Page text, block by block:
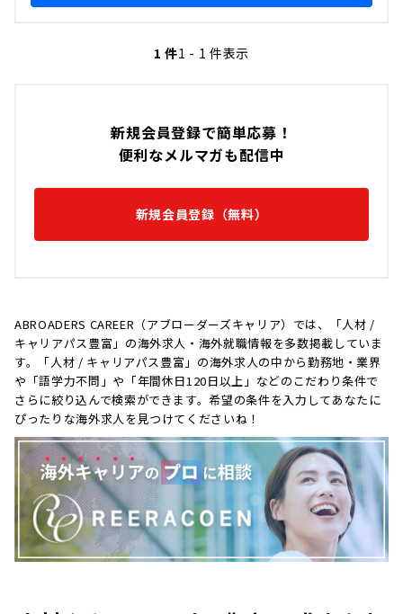
新規会員登録で簡単応募！
便利なメルマガも配信中
新規会員登録（無料）
ABROADERS CAREER（アブローダーズキャリア）では、「人材 /
キャリアパス豊富」の海外求人・海外就職情報を多数掲載していま
す。「人材 / キャリアパス豊富」の海外求人の中から勤務地・業界
や「語学力不問」や「年間休日120日以上」などのこだわり条件で
さらに絞り込んで検索ができます。希望の条件を入力してあなたに
ぴったりな海外求人を見つけてくださいね！
1 件1 - 1 件表示